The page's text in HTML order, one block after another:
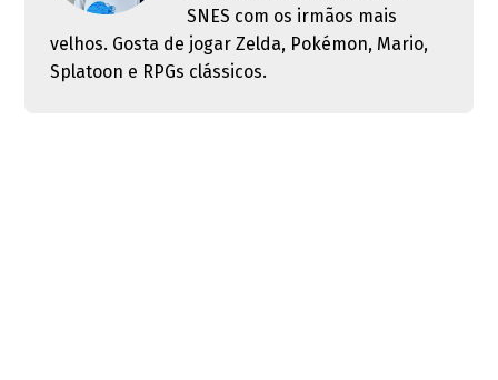
SNES com os irmãos mais
velhos. Gosta de jogar Zelda, Pokémon, Mario,
Splatoon e RPGs clássicos.